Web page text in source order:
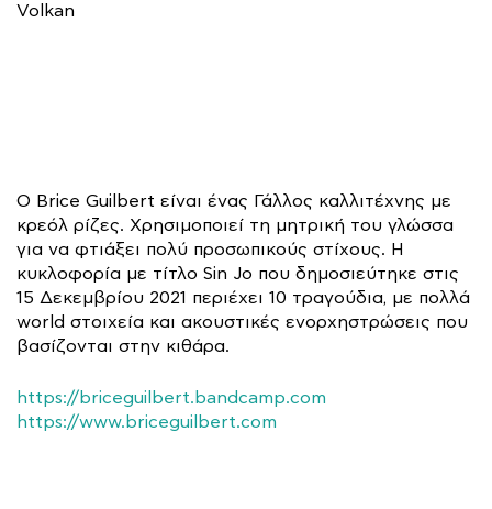
Volkan
Ο Brice Guilbert είναι ένας Γάλλος καλλιτέχνης με
κρεόλ ρίζες. Χρησιμοποιεί τη μητρική του γλώσσα
για να φτιάξει πολύ προσωπικούς στίχους. Η
κυκλοφορία με τίτλο Sin Jo που δημοσιεύτηκε στις
15 Δεκεμβρίου 2021 περιέχει 10 τραγούδια, με πολλά
world στοιχεία και ακουστικές ενορχηστρώσεις που
βασίζονται στην κιθάρα.
https://briceguilbert.bandcamp.com
https://www.briceguilbert.com